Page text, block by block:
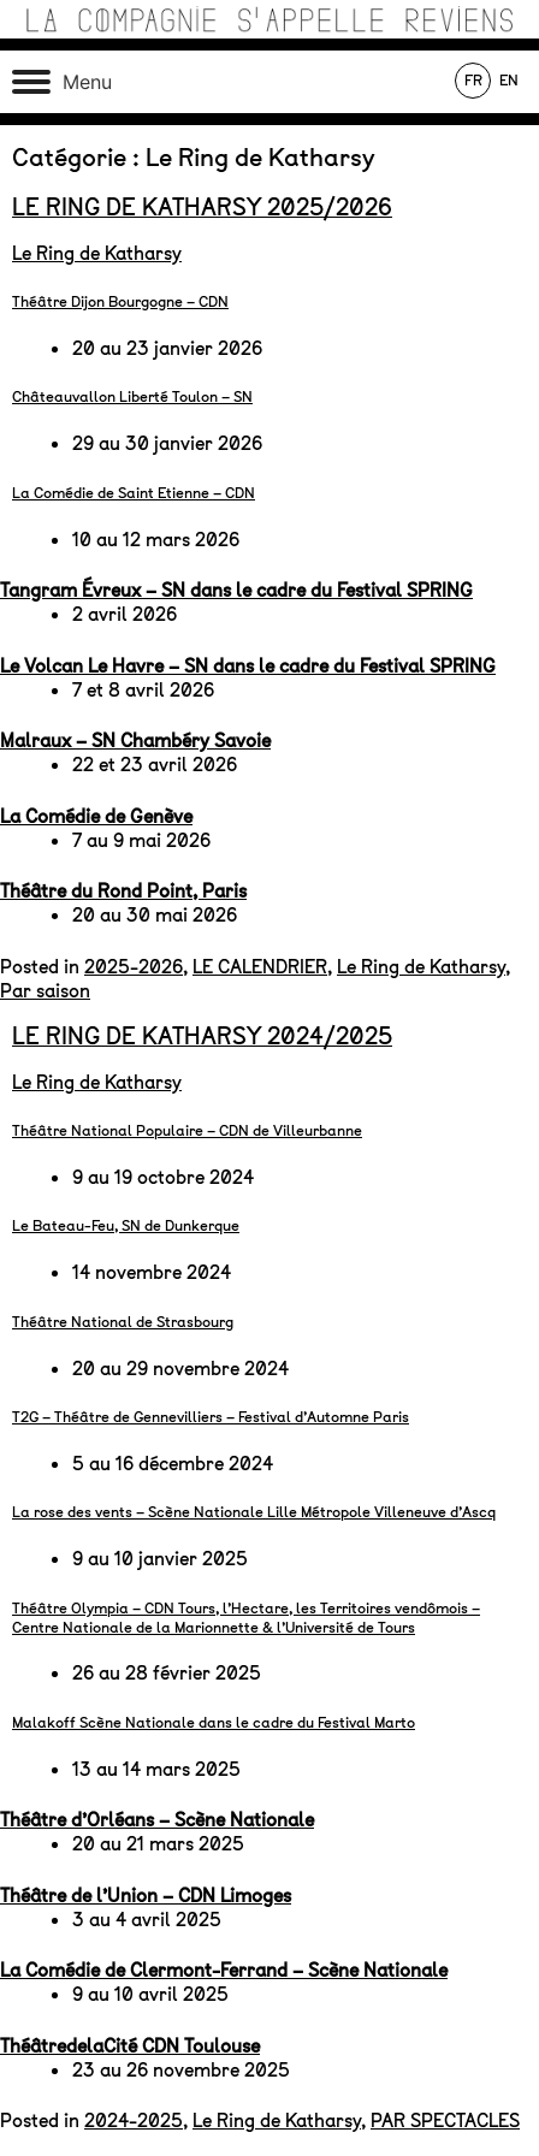
Skip
to
contentLa Compagnie s'Appelle
Théâtre de recherche où se croisent marionnettes,
matériaux, machines, acteurs et compositions sonores au
service d’une écriture poétique.
Menu FR EN
En tournée En création
Catégorie : Le Ring de Katharsy
LE RING DE KATHARSY 2025/2026
Le Ring de Katharsy
Théâtre Dijon Bourgogne – CDN
20 au 23 janvier 2026
Châteauvallon Liberté Toulon – SN
29 au 30 janvier 2026
La Comédie de Saint Etienne – CDN
10 au 12 mars 2026
Tangram Évreux – SN dans le cadre du Festival SPRING
2 avril 2026
Le Volcan Le Havre – SN dans le cadre du Festival SPRING
7 et 8 avril 2026
Malraux – SN Chambéry Savoie
22 et 23 avril 2026
La Comédie de Genève
7 au 9 mai 2026
Théâtre du Rond Point, Paris
20 au 30 mai 2026
Posted in 2025-2026, LE CALENDRIER, Le Ring de Katharsy,
Par saison
LE RING DE KATHARSY 2024/2025
Le Ring de Katharsy
Théâtre National Populaire – CDN de Villeurbanne
9 au 19 octobre 2024
Le Bateau-Feu, SN de Dunkerque
14 novembre 2024
Théâtre National de Strasbourg
20 au 29 novembre 2024
T2G – Théâtre de Gennevilliers – Festival d’Automne Paris
5 au 16 décembre 2024
La rose des vents – Scène Nationale Lille Métropole Villeneuve d’Ascq
9 au 10 janvier 2025
Théâtre Olympia – CDN Tours, l’Hectare, les Territoires vendômois –
Centre Nationale de la Marionnette & l’Université de Tours
26 au 28 février 2025
Malakoff Scène Nationale dans le cadre du Festival Marto
13 au 14 mars 2025
Théâtre d’Orléans – Scène Nationale
20 au 21 mars 2025
Théâtre de l’Union – CDN Limoges
3 au 4 avril 2025
La Comédie de Clermont-Ferrand – Scène Nationale
9 au 10 avril 2025
ThéâtredelaCité CDN Toulouse
23 au 26 novembre 2025
Posted in 2024-2025, Le Ring de Katharsy, PAR SPECTACLES